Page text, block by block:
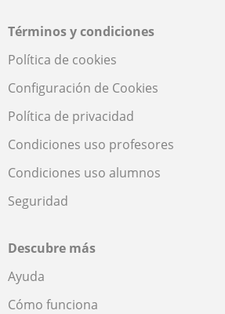
Términos y condiciones
Política de cookies
Configuración de Cookies
Política de privacidad
Condiciones uso profesores
Condiciones uso alumnos
Seguridad
Descubre más
Ayuda
Cómo funciona